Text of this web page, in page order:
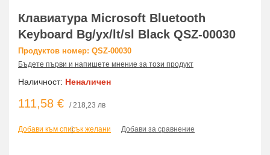
Клавиатура Microsoft Bluetooth
Keyboard Bg/yx/lt/sl Black QSZ-00030
Продуктов номер: QSZ-00030
Бъдете първи и напишете мнение за този продукт
Наличност: Неналичен
111,58 € / 218,23 лв
Добави към списък желани
| Добави за сравнение